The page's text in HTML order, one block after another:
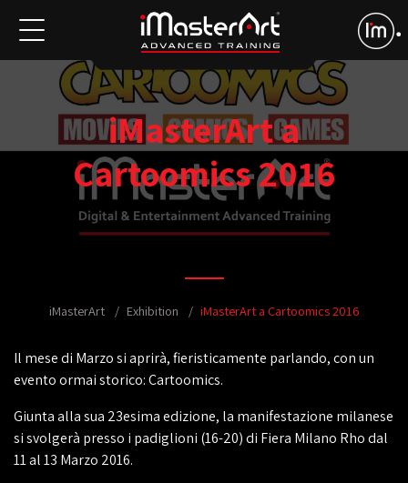
iMasterArt a
Cartoomics 2016
iMasterArt Exhibition iMasterArt a Cartoomics 2016
Il mese di Marzo si aprirà, fieristicamente parlando, con un
evento ormai storico: Cartoomics.
Giunta alla sua 23esima edizione, la manifestazione milanese
si svolgerà presso i padiglioni (16-20) di Fiera Milano Rho dal
11 al 13 Marzo 2016.